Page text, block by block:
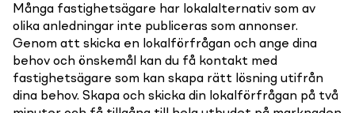
Många fastighetsägare har lokalalternativ som av
olika anledningar inte publiceras som annonser.
Genom att skicka en lokalförfrågan och ange dina
behov och önskemål kan du få kontakt med
fastighetsägare som kan skapa rätt lösning utifrån
dina behov. Skapa och skicka din lokalförfrågan på två